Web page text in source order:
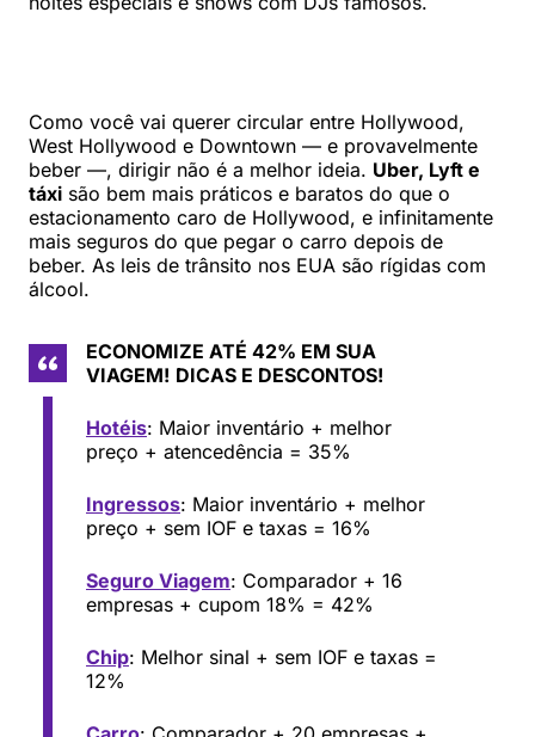
Como você vai querer circular entre Hollywood,
West Hollywood e Downtown — e provavelmente
beber —, dirigir não é a melhor ideia. Uber, Lyft e
táxi são bem mais práticos e baratos do que o
estacionamento caro de Hollywood, e infinitamente
mais seguros do que pegar o carro depois de
beber. As leis de trânsito nos EUA são rígidas com
álcool.
ECONOMIZE ATÉ 42% EM SUA
VIAGEM! DICAS E DESCONTOS!
Hotéis: Maior inventário + melhor
preço + atencedência = 35%
Ingressos: Maior inventário + melhor
preço + sem IOF e taxas = 16%
Seguro Viagem: Comparador + 16
empresas + cupom 18% = 42%
Chip: Melhor sinal + sem IOF e taxas =
12%